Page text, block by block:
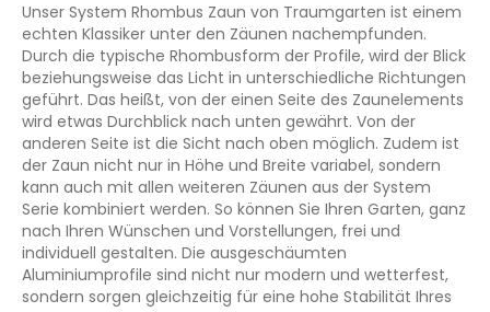
Unser System Rhombus Zaun von Traumgarten ist einem
echten Klassiker unter den Zäunen nachempfunden.
Durch die typische Rhombusform der Profile, wird der Blick
beziehungsweise das Licht in unterschiedliche Richtungen
geführt. Das heißt, von der einen Seite des Zaunelements
wird etwas Durchblick nach unten gewährt. Von der
anderen Seite ist die Sicht nach oben möglich. Zudem ist
der Zaun nicht nur in Höhe und Breite variabel, sondern
kann auch mit allen weiteren Zäunen aus der System
Serie kombiniert werden. So können Sie Ihren Garten, ganz
nach Ihren Wünschen und Vorstellungen, frei und
individuell gestalten. Die ausgeschäumten
Aluminiumprofile sind nicht nur modern und wetterfest,
sondern sorgen gleichzeitig für eine hohe Stabilität Ihres